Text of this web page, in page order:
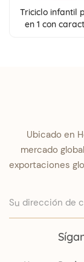
Triciclo infantil
en 1 con
Ubicado en
mercado
exportaciones